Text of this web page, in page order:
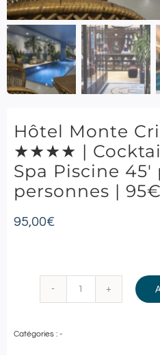
Hôtel Monte
★★★★ |
Spa Piscine
personnes | 95€
95,00€
Catégories : -